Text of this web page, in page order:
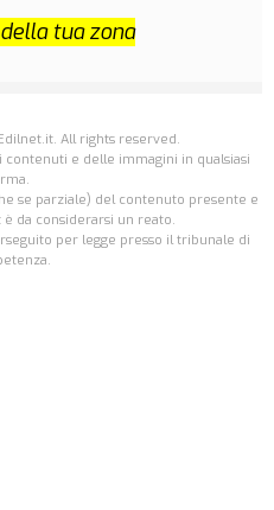
tua zona
All rights reserved.
e delle immagini in qualsiasi
se parziale) del contenuto presente e
da considerarsi un reato.
per legge presso il tribunale di